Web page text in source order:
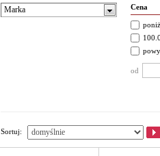
Marka Cena
od
Sortuj: